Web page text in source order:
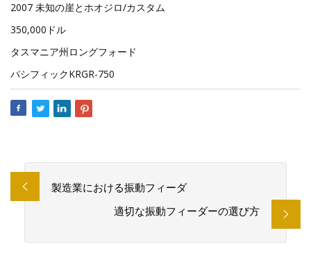
2007 未知の崖とホオジロ/カスタム
350,000ドル
タスマニア州ロングフォード
パシフィックKRGR-750
製造業における振動フィーダ
適切な振動フィーダーの選び方